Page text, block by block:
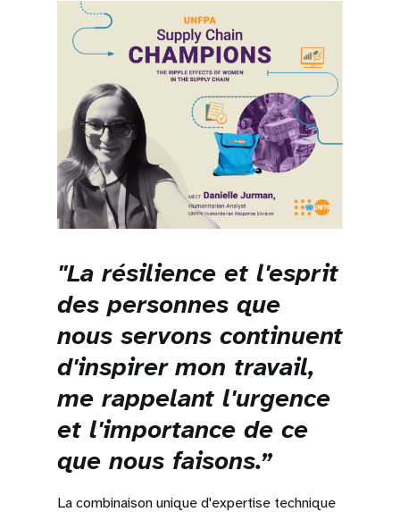
"La résilience et l'esprit
des personnes que
nous servons continuent
d'inspirer mon travail,
me rappelant l'urgence
et l'importance de ce
que nous faisons.”
La combinaison unique d'expertise technique